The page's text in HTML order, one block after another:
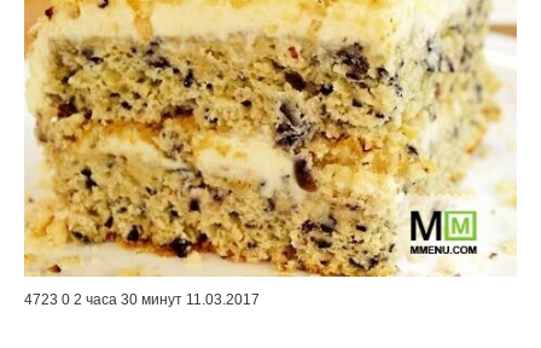
4723 0 2 часа 30 минут 11.03.2017